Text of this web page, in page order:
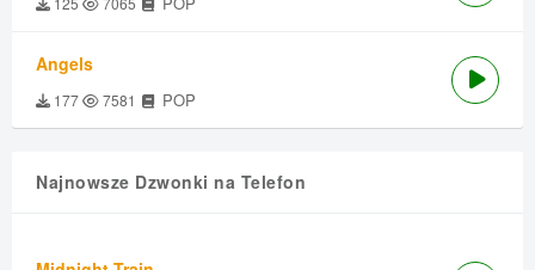
Angels
177 7581 POP
Najnowsze Dzwonki na Telefon